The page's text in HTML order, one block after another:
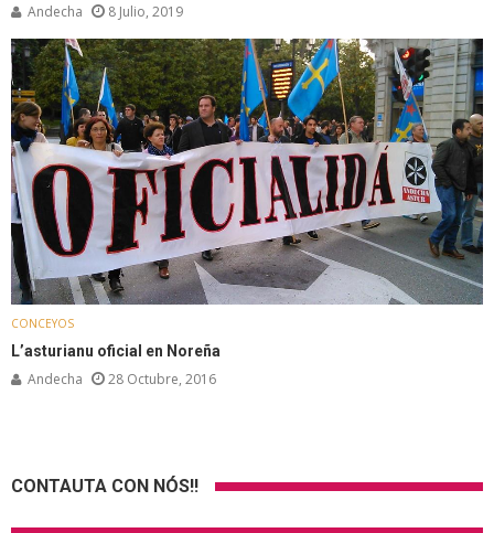
Andecha 8 Julio, 2019
CONCEYOS
L’asturianu oficial en Noreña
Andecha 28 Octubre, 2016
CONTAUTA CON NÓS!!